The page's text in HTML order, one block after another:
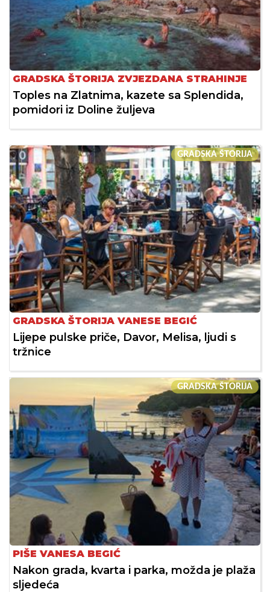
GRADSKA ŠTORIJA ZVJEZDANA STRAHINJE
Toples na Zlatnima, kazete sa Splendida,
pomidori iz Doline žuljeva
GRADSKA ŠTORIJA
GRADSKA ŠTORIJA VANESE BEGIĆ
Lijepe pulske priče, Davor, Melisa, ljudi s
tržnice
GRADSKA ŠTORIJA
PIŠE VANESA BEGIĆ
Nakon grada, kvarta i parka, možda je plaža
sljedeća